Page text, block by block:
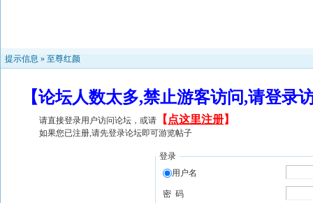
提示信息 » 至尊红颜
【论坛人数太多,禁止游客访问,请登
请直接登录用户访问论坛，或请 【 点这里注册】
如果您已注册,请先登录论坛即可游览帖子
登录
用户名
密 码